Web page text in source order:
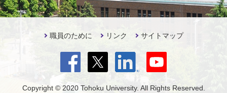
職員のために リンク サイトマップ
Copyright © 2020 Tohoku University. All Rights Reserved.